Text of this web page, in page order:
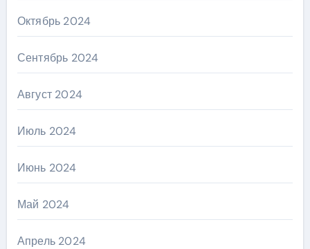
Октябрь 2024
Сентябрь 2024
Август 2024
Июль 2024
Июнь 2024
Май 2024
Апрель 2024